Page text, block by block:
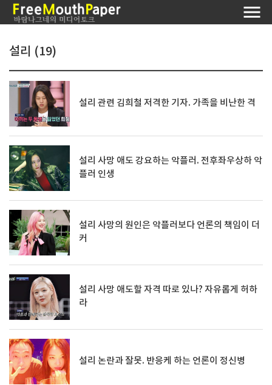
설리 (19)
설리 관련 김희철 저격한 기자. 가족을 비난한 격
설리 사망 애도 강요하는 악플러. 전후좌우상하 악
플러 인생
설리 사망의 원인은 악플러보다 언론의 책임이 더
커
설리 사망 애도할 자격 따로 있나? 자유롭게 허하
라
설리 논란과 잘못. 반응케 하는 언론이 정신병